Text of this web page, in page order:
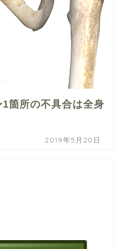
箇所の不具合は全身
2019年5月20日